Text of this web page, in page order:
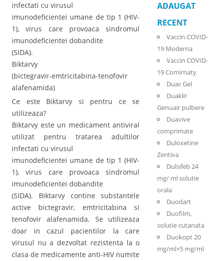
infectati cu virusul
imunodeficientei umane de tip 1 (HIV-
1), virus care provoaca sindromul
imunodeficientei dobandite
(SIDA).
Biktarvy
(bictegravir-emtricitabina-tenofovir
alafenamida)
Ce este Biktarvy si pentru ce se
utilizeaza?
Biktarvy este un medicament antiviral
utilizat pentru tratarea adultilor
infectati cu virusul
imunodeficientei umane de tip 1 (HIV-
1), virus care provoaca sindromul
imunodeficientei dobandite
(SIDA). Biktarvy contine substantele
active bictegravir, emtricitabina si
tenofovir alafenamida. Se utilizeaza
doar in cazul pacientilor la care
virusul nu a dezvoltat rezistenta la o
clasa de medicamente anti-HIV numite
ADAUGAT
RECENT
Vaccin COVID-
19 Moderna
Vaccin COVID-
19 Comirnaty
Duac Gel
Duaklir
Genuair pulbere
Duavive
comprimate
Duloxetine
Zentiva
Dulsifeb 24
mg/ ml solutie
orala
Duodart
Duofilm,
solutie cutanata
Duokopt 20
mg/ml+5 mg/ml